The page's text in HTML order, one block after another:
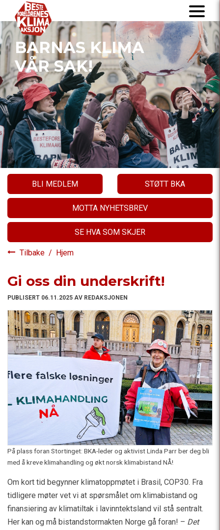
BARNAS KLIMA
VÅR SAK!
BLI MEDLEM STØTT BKA
MOTTA NYHETSBREV
SE HVA SOM SKJER
Tilbake / Hjem
Gi oss din underskrift!
PUBLISERT 06.11.2025 AV REDAKSJONEN
På plass foran Stortinget: BKA-leder og aktivist Linda Parr ber deg bli
med å kreve klimahandling og økt norsk klimabistand NÅ!
Om kort tid begynner klimatoppmøtet i Brasil, COP30. Fra
tidligere møter vet vi at spørsmålet om klimabistand og
finansiering av klimatiltak i lavinntektsland vil stå sentralt.
Her kan og må bistandstormakten Norge gå foran! – Det